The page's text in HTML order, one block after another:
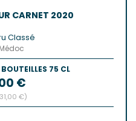
CARNET 2020
Classé
75 CL
€
€)